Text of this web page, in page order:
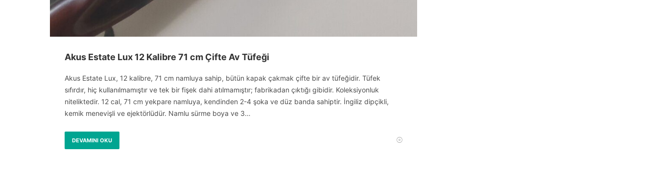
Akus Estate Lux 12 Kalibre 71 cm Çifte Av Tüfeği
Akus Estate Lux, 12 kalibre, 71 cm namluya sahip, bütün kapak çakmak çifte bir av tüfeğidir. Tüfek
sıfırdır, hiç kullanılmamıştır ve tek bir fişek dahi atılmamıştır; fabrikadan çıktığı gibidir. Koleksiyonluk
niteliktedir. 12 cal, 71 cm yekpare namluya, kendinden 2-4 şoka ve düz banda sahiptir. İngiliz dipçikli,
kemik menevişli ve ejektörlüdür. Namlu sürme boya ve 3…
DEVAMINI OKU